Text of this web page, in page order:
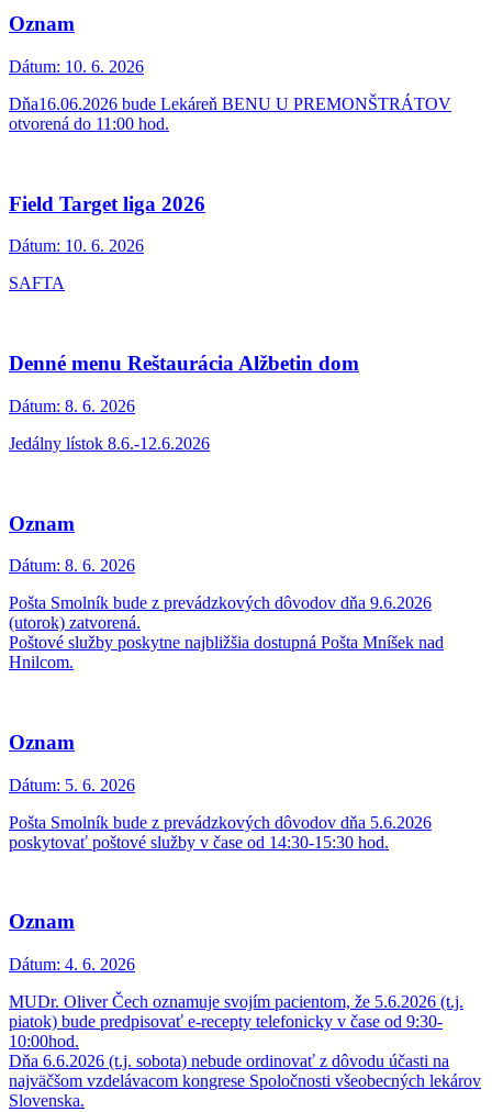
Oznam
Dátum: 10. 6. 2026
Dňa16.06.2026 bude Lekáreň BENU U PREMONŠTRÁTOV
otvorená do 11:00 hod.
Field Target liga 2026
Dátum: 10. 6. 2026
SAFTA
Denné menu Reštaurácia Alžbetin dom
Dátum: 8. 6. 2026
Jedálny lístok 8.6.-12.6.2026
Oznam
Dátum: 8. 6. 2026
Pošta Smolník bude z prevádzkových dôvodov dňa 9.6.2026
(utorok) zatvorená.
Poštové služby poskytne najbližšia dostupná Pošta Mníšek nad
Hnilcom.
Oznam
Dátum: 5. 6. 2026
Pošta Smolník bude z prevádzkových dôvodov dňa 5.6.2026
poskytovať poštové služby v čase od 14:30-15:30 hod.
Oznam
Dátum: 4. 6. 2026
MUDr. Oliver Čech oznamuje svojím pacientom, že 5.6.2026 (t.j.
piatok) bude predpisovať e-recepty telefonicky v čase od 9:30-
10:00hod.
Dňa 6.6.2026 (t.j. sobota) nebude ordinovať z dôvodu účasti na
najväčšom vzdelávacom kongrese Spoločnosti všeobecných lekárov
Slovenska.